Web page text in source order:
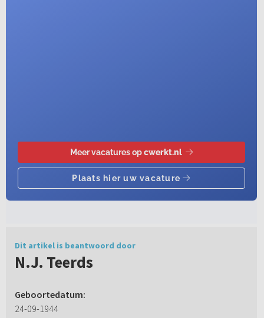
Dit artikel is beantwoord door
N.J. Teerds
Geboortedatum:
24-09-1944